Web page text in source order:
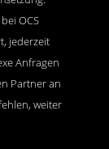
OCS
jederzeit
Anfragen
Partner an
weiter